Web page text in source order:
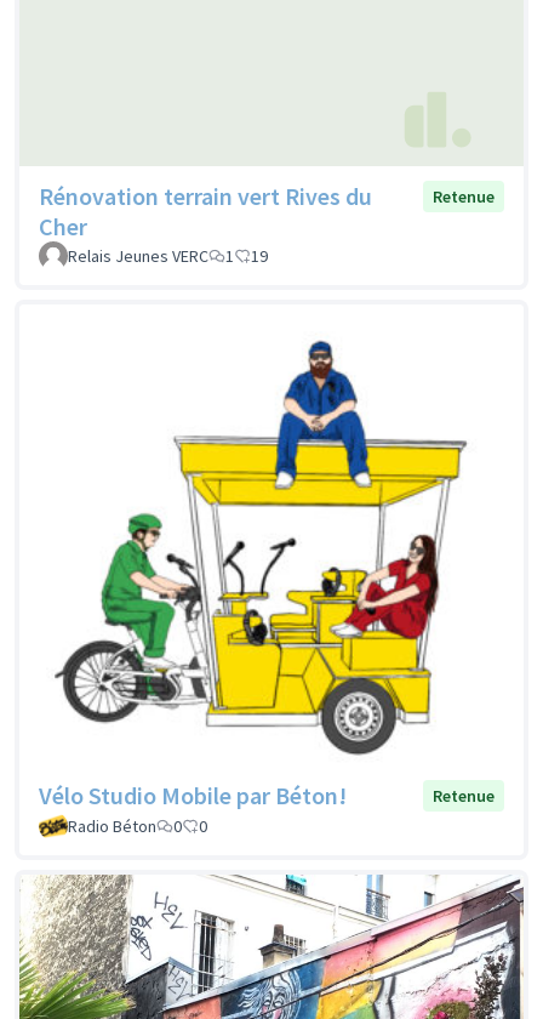
Rénovation terrain vert Rives du
Cher
Retenue
Relais Jeunes VERC 1 19
Vélo Studio Mobile par Béton!
Retenue
Radio Béton
0 0